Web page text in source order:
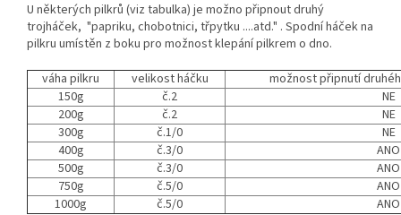
U některých pilkrů (viz tabulka) je možno připnout druhý
trojháček, "papriku, chobotnici, třpytku ....atd." . Spodní háček na
pilkru umístěn z boku pro možnost klepání pilkrem o dno.
váha pilkru
velikost háčku
možnost připnutí
150g
č.2
NE
200g
č.2
NE
300g
č.1/0
NE
400g
č.3/0
ANO
500g
č.3/0
ANO
750g
č.5/0
ANO
1000g
č.5/0 ANO